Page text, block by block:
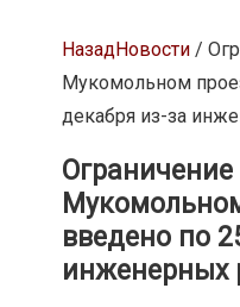
НазадНовости/
Мукомольном
декабря из-за
введено по
инженерных